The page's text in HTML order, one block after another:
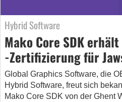
Hybrid Software
Mako Core SDK
-Zertifizierung für
Global Graphics Software, die
Hybrid Software, freut sich
Mako Core SDK von der Ghent